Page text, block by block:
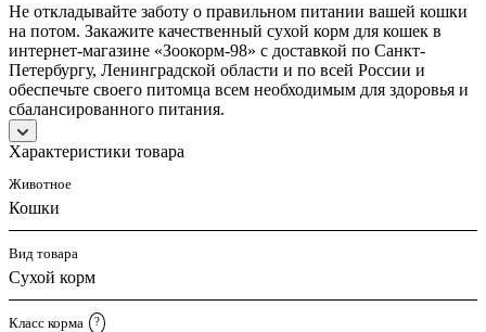
Не откладывайте заботу о правильном питании вашей кошки
на потом. Закажите качественный сухой корм для кошек в
интернет-магазине «Зоокорм-98» с доставкой по Санкт-
Петербургу, Ленинградской области и по всей России и
обеспечьте своего питомца всем необходимым для здоровья и
сбалансированного питания.
Характеристики товара
Животное
Кошки
Вид товара
Сухой корм
Класс корма ?